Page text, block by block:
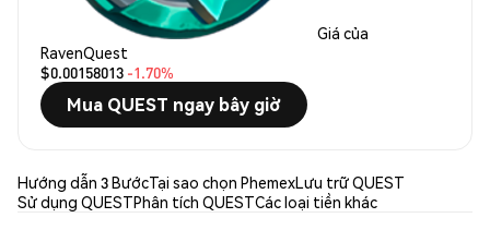
Giá của
RavenQuest
$0.00158013 -1.70%
Mua QUEST ngay bây giờ
Hướng dẫn 3 BướcTại sao chọn PhemexLưu trữ QUEST
Sử dụng QUESTPhân tích QUESTCác loại tiền khác